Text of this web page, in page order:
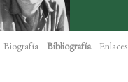
Biografía Bibliografía Enlaces